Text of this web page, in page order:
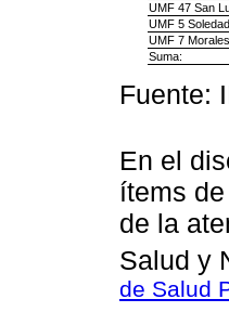
UMF 47 San
UMF 5
UMF 7 Morales
Suma:
Fuente:
En el
ítems
de la
Salud y
de Salud